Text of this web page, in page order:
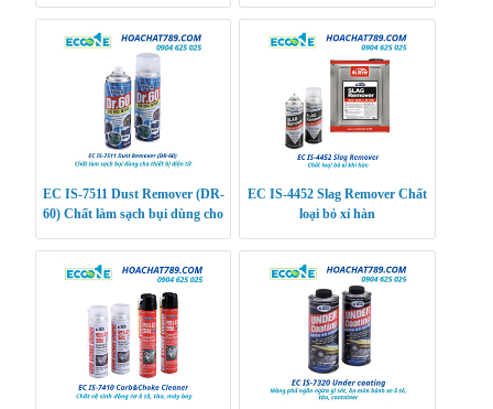
EC IS-7511 Dust Remover (DR-
60) Chất làm sạch bụi dùng cho
EC IS-4452 Slag Remover Chất
loại bỏ xỉ hàn